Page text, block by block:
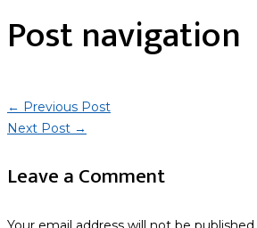
Post navigation
← Previous Post
Next Post →
Leave a Comment